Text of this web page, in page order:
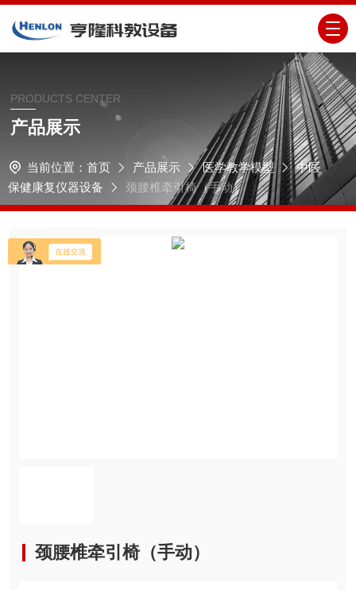
PRODUCTS CENTER
产品展示
当前位置： 首页 产品展示 医学教学模型
中医
保健康复仪器设备
颈腰椎牵引椅（手动）
颈腰椎牵引椅（手动）